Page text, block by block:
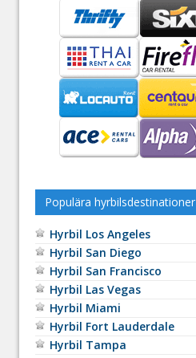
Populära hyrbilsdestinationer
Hyrbil Los Angeles
Hyrbil San Diego
Hyrbil San Francisco
Hyrbil Las Vegas
Hyrbil Miami
Hyrbil Fort Lauderdale
Hyrbil Tampa